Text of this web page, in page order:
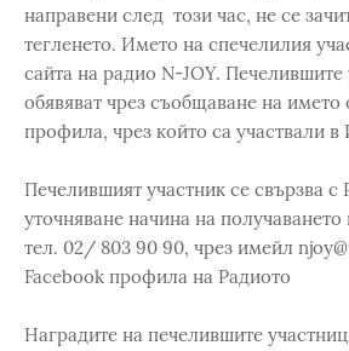
направени след този час, не се
тегленето. Името на спечелилия
сайта на радио N-JOY. Печелившите
обявяват чрез съобщаване на името
профила, чрез който са участвали в
Печелившият участник се свързва с
уточняване начина на получаването
тел. 02/ 803 90 90, чрез имейл
Facebook профила на Радиото
Наградите на печелившите